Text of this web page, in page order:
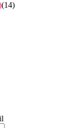
(14)